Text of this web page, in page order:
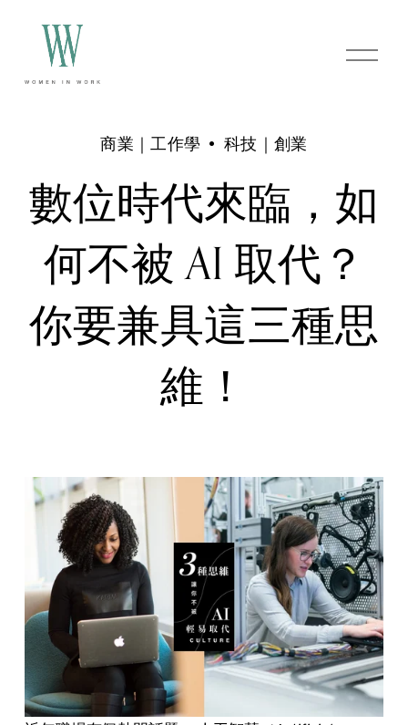
O
p
數位時代來臨，如
何不被 AI 取代？
你要兼具這三種思
維！
商業｜工作學 科技｜創業